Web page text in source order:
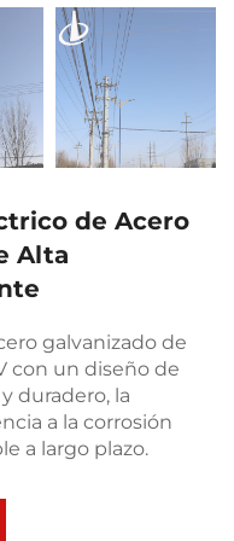
de Acero
Alta
galvanizado de
con un diseño de
duradero, la
a la corrosión
a largo plazo.